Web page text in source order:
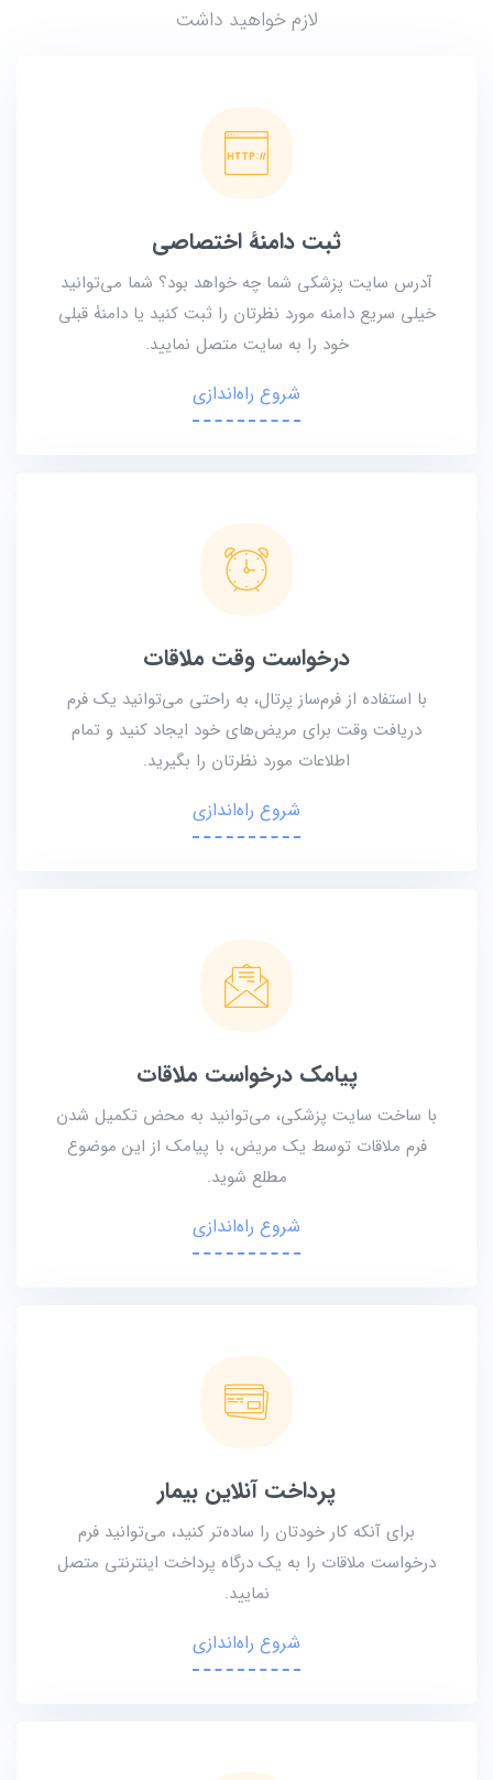
لازم خواهید داشت
ثبت دامنۀ اختصاصی
آدرس سایت پزشکی شما چه خواهد بود؟ شما می‌توانید
خیلی سریع دامنه مورد نظرتان را ثبت کنید یا دامنۀ قبلی
خود را به سایت متصل نمایید.
شروع راه‌اندازی
درخواست وقت ملاقات
با استفاده از فرم‌ساز پرتال، به راحتی می‌توانید یک فرم
دریافت وقت برای مریض‌های خود ایجاد کنید و تمام
اطلاعات مورد نظرتان را بگیرید.
شروع راه‌اندازی
پیامک درخواست ملاقات
با ساخت سایت پزشکی، می‌توانید به محض تکمیل شدن
فرم ملاقات توسط یک مریض، با پیامک از این موضوع
مطلع شوید.
شروع راه‌اندازی
پرداخت آنلاین بیمار
برای آنکه کار خودتان را ساده‌تر کنید، می‌توانید فرم
درخواست ملاقات را به یک درگاه پرداخت اینترنتی متصل
نمایید.
شروع راه‌اندازی